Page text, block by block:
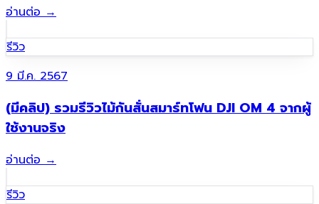
อ่านต่อ→
รีวิว
9 มี.ค. 2567
(มีคลิป) รวมรีวิวไม้กันสั่นสมาร์ทโฟน DJI OM 4 จากผู้
ใช้งานจริง
อ่านต่อ →
รีวิว